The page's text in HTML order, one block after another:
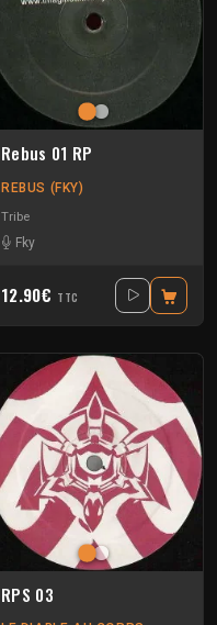
Rebus 01 RP
REBUS (FKY)
Tribe
Fky
12.90€ TTC
RPS 03